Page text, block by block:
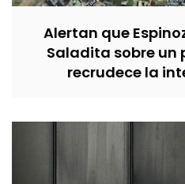
Alertan que
Saladita sobre un
recrudece la